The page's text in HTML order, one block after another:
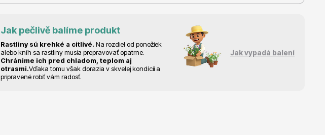
Okrasné trávy
Jak pečlivě balíme produkt
Rastliny sú krehké a citlivé. Na rozdiel od ponožiek
alebo kníh sa rastliny musia prepravovať opatrne.
Chránime ich pred chladom, teplom aj
otrasmi.Vďaka tomu však dorazia v skvelej kondícii a
pripravené robiť vám radosť.
Jak vypadá balení